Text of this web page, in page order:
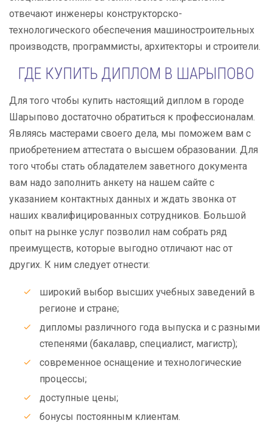
отвечают инженеры конструкторско-
технологического обеспечения машиностроительных
производств, программисты, архитекторы и строители.
ГДЕ КУПИТЬ ДИПЛОМ В ШАРЫПОВО
Для того чтобы купить настоящий диплом в городе
Шарыпово достаточно обратиться к профессионалам.
Являясь мастерами своего дела, мы поможем вам с
приобретением аттестата о высшем образовании. Для
того чтобы стать обладателем заветного документа
вам надо заполнить анкету на нашем сайте с
указанием контактных данных и ждать звонка от
наших квалифицированных сотрудников. Большой
опыт на рынке услуг позволил нам собрать ряд
преимуществ, которые выгодно отличают нас от
других. К ним следует отнести:
широкий выбор высших учебных заведений в
регионе и стране;
дипломы различного года выпуска и с разными
степенями (бакалавр, специалист, магистр);
современное оснащение и технологические
процессы;
доступные цены;
бонусы постоянным клиентам.